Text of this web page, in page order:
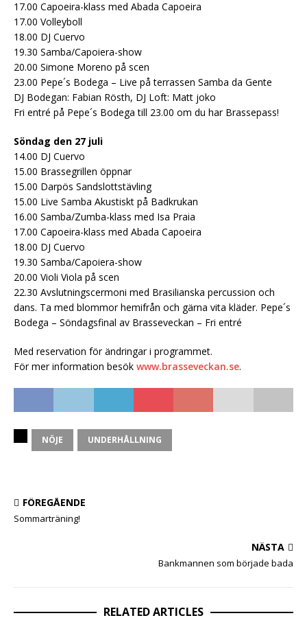
17.00 Capoeira-klass med Abada Capoeira
17.00 Volleyboll
18.00 DJ Cuervo
19.30 Samba/Capoiera-show
20.00 Simone Moreno på scen
23.00 Pepe´s Bodega – Live på terrassen Samba da Gente
DJ Bodegan: Fabian Rösth, DJ Loft: Matt joko
Fri entré på Pepe´s Bodega till 23.00 om du har Brassepass!
Söndag den 27 juli
14.00 DJ Cuervo
15.00 Brassegrillen öppnar
15.00 Darpös Sandslottstävling
15.00 Live Samba Akustiskt på Badkrukan
16.00 Samba/Zumba-klass med Isa Praia
17.00 Capoeira-klass med Abada Capoeira
18.00 DJ Cuervo
19.30 Samba/Capoiera-show
20.00 Violi Viola på scen
22.30 Avslutningscermoni med Brasilianska percussion och
dans. Ta med blommor hemifrån och gärna vita kläder. Pepe´s
Bodega – Söndagsfinal av Brasseveckan – Fri entré
Med reservation för ändringar i programmet.
För mer information besök www.brasseveckan.se.
NÖJE UNDERHÅLLNING
FÖREGÅENDE
Sommarträning!
NÄSTA
Bankmannen som började bada
RELATED ARTICLES